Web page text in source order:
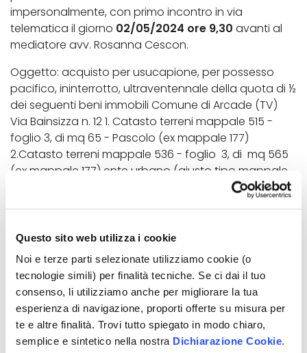
Questo sito web utilizza i cookie
Noi e terze parti selezionate utilizziamo cookie (o
tecnologie simili) per finalità tecniche. Se ci dai il tuo
consenso, li utilizziamo anche per migliorare la tua
esperienza di navigazione, proporti offerte su misura per
te e altre finalità. Trovi tutto spiegato in modo chiaro,
semplice e sintetico nella nostra Dichiarazione Cookie.
impersonalmente, con primo incontro in via
telematica il giorno 02/05/2024 ore 9,30 avanti al
mediatore avv. Rosanna Cescon.
Oggetto: acquisto per usucapione, per possesso
pacifico, ininterrotto, ultraventennale della quota di ½
dei seguenti beni immobili Comune di Arcade (TV)
Via Bainsizza n. 12 1. Catasto terreni mappale 515 -
foglio 3, di mq 65 - Pascolo (ex mappale 177)
2.Catasto terreni mappale 536 - foglio 3, di mq 565
(ex mappale 177) ente urbano (giusto tipo mappale
del 23.02.2010 n. 49085.1/2010 PRATICA N. tv0049085)
sul quale insiste il fabbricato ad uso magazzino
C/2 di mq 95.
Avv. Emanuela Bottega